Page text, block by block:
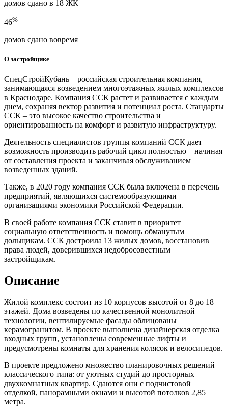
домов сдано в 18 ЖК
46%
домов сдано вовремя
О застройщике
СпецСтройКубань – российская строительная компания,
занимающаяся возведением многоэтажных жилых комплексов
в Краснодаре. Компания ССК растет и развивается с каждым
днем, сохраняя вектор развития и потенциал роста. Стандарты
ССК – это высокое качество строительства и
ориентированность на комфорт и развитую инфраструктуру.
Деятельность специалистов группы компаний ССК дает
возможность производить рабочий цикл полностью – начиная
от составления проекта и заканчивая обслуживанием
возведенных зданий.
Также, в 2020 году компания ССК была включена в перечень
предприятий, являющихся системообразующими
организациями экономики Российской Федерации.
В своей работе компания ССК ставит в приоритет
социальную ответственность и помощь обманутым
дольщикам. ССК достроила 13 жилых домов, восстановив
права людей, доверившихся недобросовестным
застройщикам.
Описание
Жилой комплекс состоит из 10 корпусов высотой от 8 до 18
этажей. Дома возведены по качественной монолитной
технологии, вентилируемые фасады облицованы
керамогранитом. В проекте выполнена дизайнерская отделка
входных групп, установлены современные лифты и
предусмотрены комнаты для хранения колясок и велосипедов.
В проекте предложено множество планировочных решений
классического типа: от уютных студий до просторных
двухкомнатных квартир. Сдаются они с подчистовой
отделкой, панорамными окнами и высотой потолков 2,85
метра.